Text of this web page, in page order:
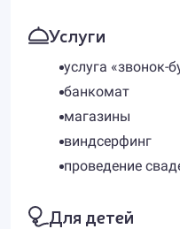
Услуги
услуга «звонок-
банкомат
магазины
виндсерфинг
проведение
Для детей